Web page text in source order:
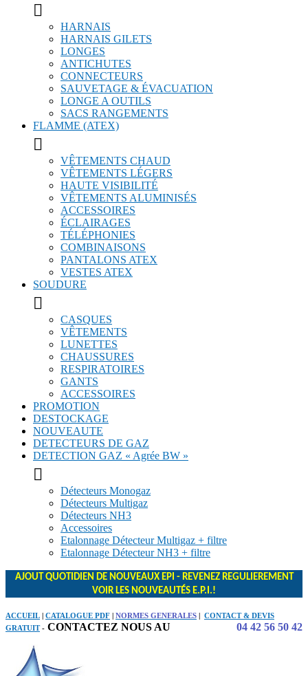

HARNAIS
HARNAIS GILETS
LONGES
ANTICHUTES
CONNECTEURS
SAUVETAGE & ÉVACUATION
LONGE A OUTILS
SACS RANGEMENTS
FLAMME (ATEX)

VÊTEMENTS CHAUD
VÊTEMENTS LÉGERS
HAUTE VISIBILITÉ
VÊTEMENTS ALUMINISÉS
ACCESSOIRES
ÉCLAIRAGES
TÉLÉPHONIES
COMBINAISONS
PANTALONS ATEX
VESTES ATEX
SOUDURE

CASQUES
VÊTEMENTS
LUNETTES
CHAUSSURES
RESPIRATOIRES
GANTS
ACCESSOIRES
PROMOTION
DESTOCKAGE
NOUVEAUTE
DETECTEURS DE GAZ
DETECTION GAZ « Agrée BW »

Détecteurs Monogaz
Détecteurs Multigaz
Détecteurs NH3
Accessoires
Etalonnage Détecteur Multigaz + filtre
Etalonnage Détecteur NH3 + filtre
AJOUT QUOTIDIEN DE NOUVEAUX EPI - REVENEZ REGULIEREMENT
VOIR LES NOUVEAUTÉS E.P.I.!
ACCUEIL | CATALOGUE PDF | NORMES GENERALES | CONTACT & DEVIS
GRATUIT- CONTACTEZ NOUS AU 04 42 56 50 42